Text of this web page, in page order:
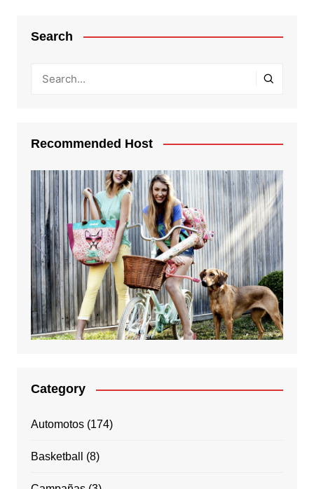
Search
Recommended Host
Category
Automotos(174)
Basketball (8)